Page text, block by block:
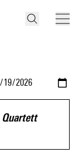
Quartett